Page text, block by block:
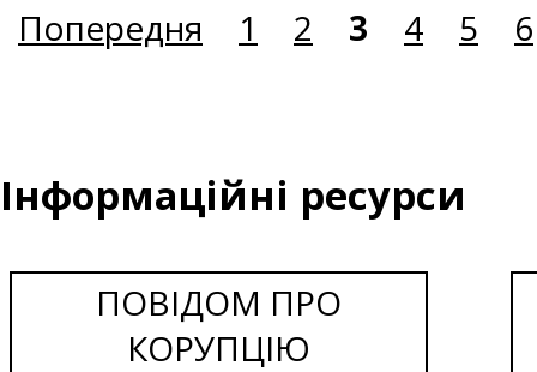
Попередня 1 2 3 4 5 6
Інформаційні ресурси
ПОВІДОМ ПРО
КОРУПЦІЮ